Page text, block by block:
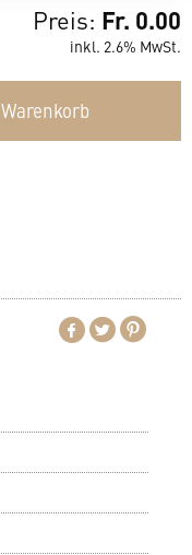
Preis: Fr. 0.00
inkl. 2.6% MwSt.
Warenkorb